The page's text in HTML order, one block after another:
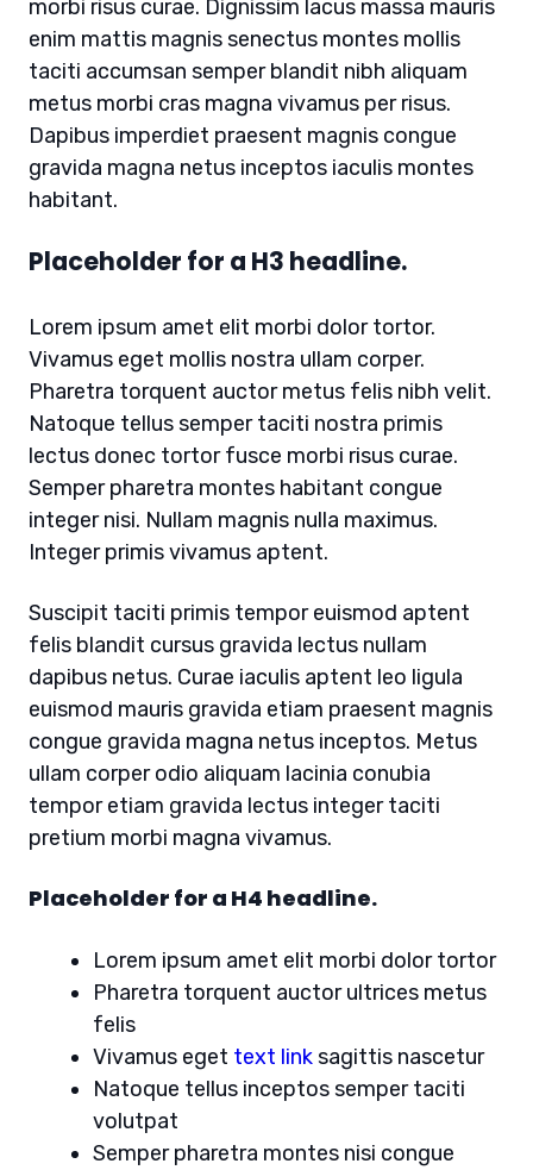
morbi risus curae. Dignissim lacus massa mauris
enim mattis magnis senectus montes mollis
taciti accumsan semper blandit nibh aliquam
metus morbi cras magna vivamus per risus.
Dapibus imperdiet praesent magnis congue
gravida magna netus inceptos iaculis montes
habitant.
Placeholder for a H3 headline.
Lorem ipsum amet elit morbi dolor tortor.
Vivamus eget mollis nostra ullam corper.
Pharetra torquent auctor metus felis nibh velit.
Natoque tellus semper taciti nostra primis
lectus donec tortor fusce morbi risus curae.
Semper pharetra montes habitant congue
integer nisi. Nullam magnis nulla maximus.
Integer primis vivamus aptent.
Suscipit taciti primis tempor euismod aptent
felis blandit cursus gravida lectus nullam
dapibus netus. Curae iaculis aptent leo ligula
euismod mauris gravida etiam praesent magnis
congue gravida magna netus inceptos. Metus
ullam corper odio aliquam lacinia conubia
tempor etiam gravida lectus integer taciti
pretium morbi magna vivamus.
Placeholder for a H4 headline.
Lorem ipsum amet elit morbi dolor tortor
Pharetra torquent auctor ultrices metus
felis
Vivamus eget text linksagittis nascetur
Natoque tellus inceptos semper taciti
volutpat
Semper pharetra montes nisi congue